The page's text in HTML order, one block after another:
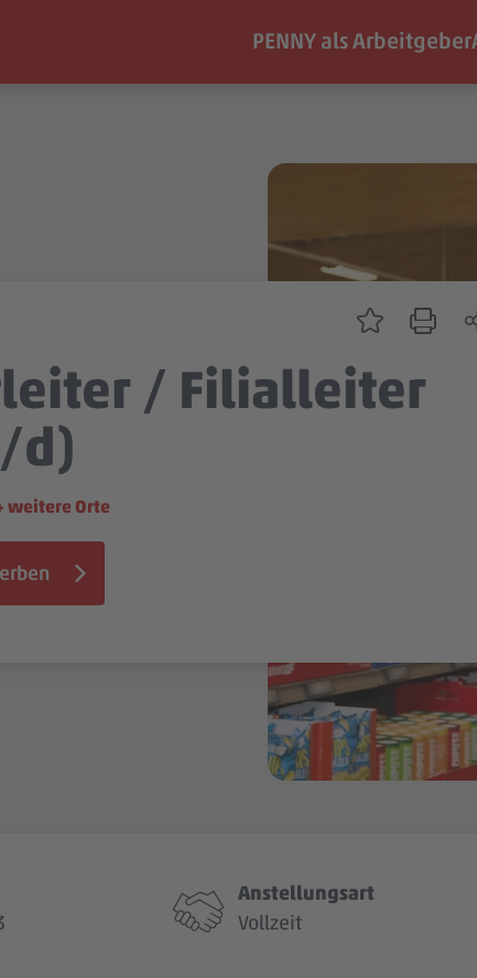
PENNY als Arbeitgeber
/ Filialleiter
d)
weitere Orte
Anstellungsart
Vollzeit